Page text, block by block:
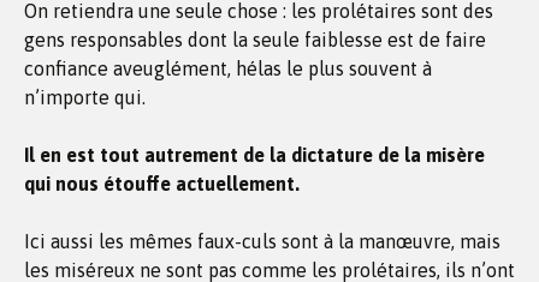
On retiendra une seule chose : les prolétaires sont des
gens responsables dont la seule faiblesse est de faire
confiance aveuglément, hélas le plus souvent à
n’importe qui.
Il en est tout autrement de la dictature de la misère
qui nous étouffe actuellement.
Ici aussi les mêmes faux-culs sont à la manœuvre, mais
les miséreux ne sont pas comme les prolétaires, ils n’ont